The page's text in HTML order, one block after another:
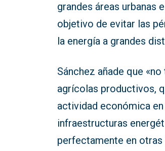
grandes áreas urbanas
objetivo de evitar las
la energía a grandes
Sánchez añade que
agrícolas productivos,
actividad económica
infraestructuras
perfectamente en otras